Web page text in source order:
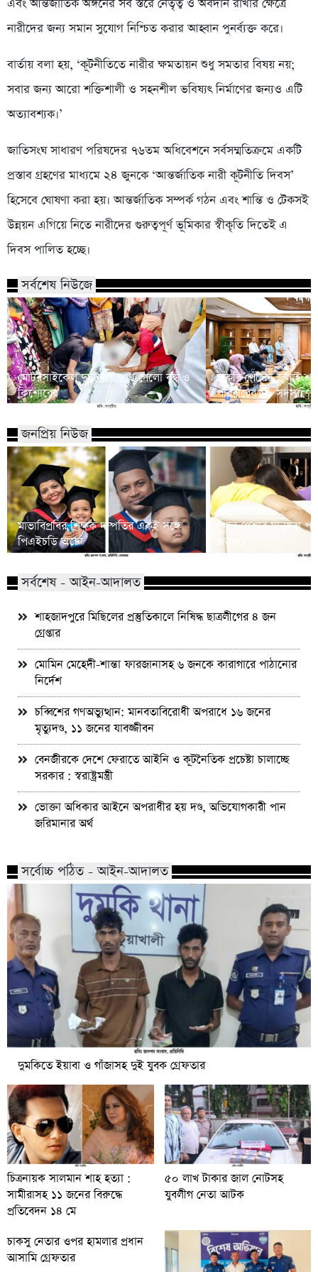
এবং আন্তর্জাতিক অঙ্গনের সব স্তরে নেতৃত্ব ও অবদান রাখার ক্ষেত্রে
নারীদের জন্য সমান সুযোগ নিশ্চিত করার আহ্বান পুনর্ব্যক্ত করে।
বার্তায় বলা হয়, ‘কূটনীতিতে নারীর ক্ষমতায়ন শুধু সমতার বিষয় নয়;
সবার জন্য আরো শক্তিশালী ও সহনশীল ভবিষ্যৎ নির্মাণের জন্যও এটি
অত্যাবশ্যক।’
জাতিসংঘ সাধারণ পরিষদের ৭৬তম অধিবেশনে সর্বসম্মতিক্রমে একটি
প্রস্তাব গ্রহণের মাধ্যমে ২৪ জুনকে ‘আন্তর্জাতিক নারী কূটনীতি দিবস’
হিসেবে ঘোষণা করা হয়। আন্তর্জাতিক সম্পর্ক গঠন এবং শান্তি ও টেকসই
উন্নয়ন এগিয়ে নিতে নারীদের গুরুত্বপূর্ণ ভূমিকার স্বীকৃতি দিতেই এ
দিবস পালিত হচ্ছে।
সর্বশেষ নিউজে
মোটরসাইকেল দুর্ঘটনায় প্রাণ গেলো বৃদ্ধ ও
কিশোরের
চাকরি পেলেন জুলাই
পরিবারের ১০ সদস্য
জনপ্রিয় নিউজ
মাভাবিপ্রবির শিক্ষক দম্পতির একই সঙ্গে
পিএইচডি অর্জন
কোন পেশার মানুষরা
জড়ান?
সর্বশেষ - আইন-আদালত
শাহজাদপুরে মিছিলের প্রস্তুতিকালে নিষিদ্ধ ছাত্রলীগের ৪ জন
গ্রেপ্তার
মোমিন মেহেদী-শান্তা ফারজানাসহ ৬ জনকে কারাগারে পাঠানোর
নির্দেশ
চব্বিশের গণঅভ্যুত্থান: মানবতাবিরোধী অপরাধে ১৬ জনের
মৃত্যুদণ্ড, ১১ জনের যাবজ্জীবন
বেনজীরকে দেশে ফেরাতে আইনি ও কূটনৈতিক প্রচেষ্টা চালাচ্ছে
সরকার : স্বরাষ্ট্রমন্ত্রী
ভোক্তা অধিকার আইনে অপরাধীর হয় দণ্ড, অভিযোগকারী পান
জরিমানার অর্থ
সর্বোচ্চ পঠিত - আইন-আদালত
দুমকিতে ইয়াবা ও গাঁজাসহ দুই যুবক গ্রেফতার
চিত্রনায়ক সালমান শাহ হত্যা :
সামীরাসহ ১১ জনের বিরুদ্ধে
প্রতিবেদন ১৪ মে
৫০ লাখ টাকার জাল নোটসহ
যুবলীগ নেতা আটক
চাকসু নেতার ওপর হামলার প্রধান
আসামি গ্রেফতার